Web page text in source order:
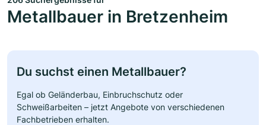
Metallbauer in Bretzenheim
Du suchst einen Metallbauer?
Egal ob Geländerbau, Einbruchschutz oder
Schweißarbeiten – jetzt Angebote von verschiedenen
Fachbetrieben erhalten.